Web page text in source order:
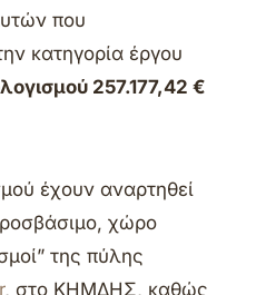
που
κατηγορία έργου
257.177,42 €
έχουν αναρτηθεί
χώρο
της πύλης
, στο ΚΗΜΔΗΣ, καθώς